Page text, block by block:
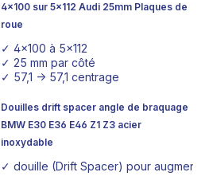
4x100 sur 5x112 Audi 25mm Plaques de
roue
✓ 4x100 à 5x112
✓ 25 mm par côté
✓ 57,1 -> 57,1 centrage
Douilles drift spacer angle de braquage
BMW E30 E36 E46 Z1 Z3 acier
inoxydable
✓ douille (Drift Spacer) pour